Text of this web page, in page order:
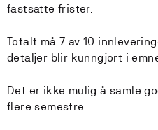
fastsatte frister.
Totalt må 7 av 10
detaljer blir kunngjort i
Det er ikke mulig å samle
flere semestre.